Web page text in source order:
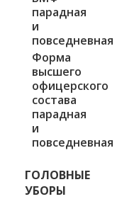
парадная
и
повседневная
Форма
высшего
офицерского
состава
парадная
и
повседневная
ГОЛОВНЫЕ
УБОРЫ